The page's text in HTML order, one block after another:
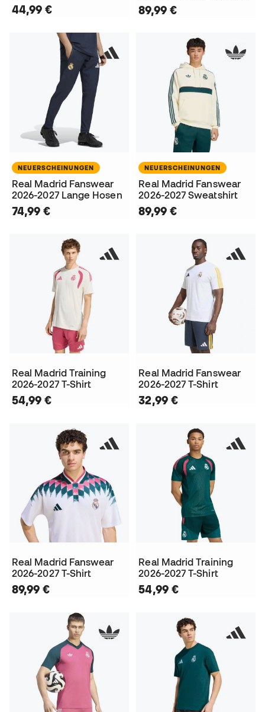
44,99 € 89,99 €
NEUERSCHEINUNGEN
Real Madrid Fanswear
2026-2027 Lange Hosen
74,99 €
NEUERSCHEINUNGEN
Real Madrid Fanswear
2026-2027 Sweatshirt
89,99 €
Real Madrid Training
2026-2027 T-Shirt
54,99 €
Real Madrid Fanswear
2026-2027 T-Shirt
32,99 €
Real Madrid Fanswear
2026-2027 T-Shirt
89,99 €
Real Madrid Training
2026-2027 T-Shirt
54,99 €